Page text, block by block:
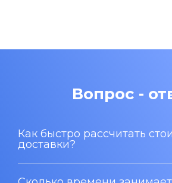
Вопрос -
Как быстро рассчитать
доставки?